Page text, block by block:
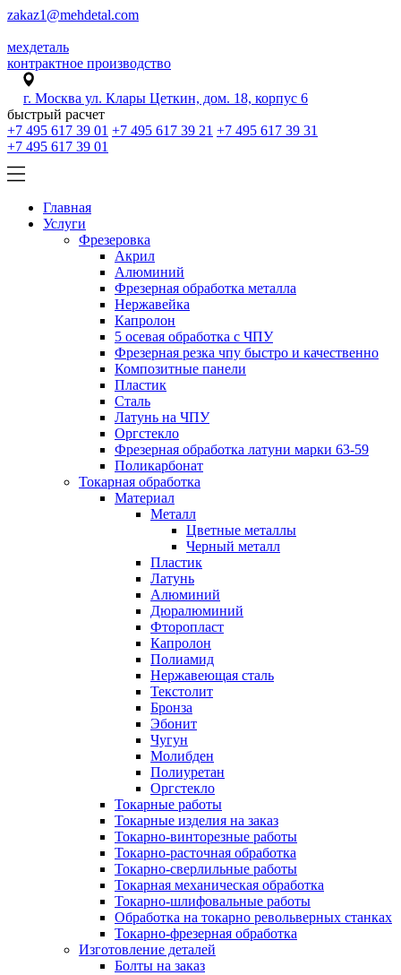
zakaz1@mehdetal.com
мехдеталь
контрактное производство
г. Москва ул. Клары Цеткин, дом. 18, корпус 6
быстрый расчет
+7 495 617 39 01 +7 495 617 39 21 +7 495 617 39 31
+7 495 617 39 01
Главная
Услуги
Фрезеровка
Акрил
Алюминий
Фрезерная обработка металла
Нержавейка
Капролон
5 осевая обработка с ЧПУ
Фрезерная резка чпу быстро и качественно
Композитные панели
Пластик
Сталь
Латунь на ЧПУ
Оргстекло
Фрезерная обработка латуни марки 63-59
Поликарбонат
Токарная обработка
Материал
Металл
Цветные металлы
Черный металл
Пластик
Латунь
Алюминий
Дюралюминий
Фторопласт
Капролон
Полиамид
Нержавеющая сталь
Текстолит
Бронза
Эбонит
Чугун
Молибден
Полиуретан
Оргстекло
Токарные работы
Токарные изделия на заказ
Токарно-винторезные работы
Токарно-расточная обработка
Токарно-сверлильные работы
Токарная механическая обработка
Токарно-шлифовальные работы
Обработка на токарно револьверных станках
Токарно-фрезерная обработка
Изготовление деталей
Болты на заказ